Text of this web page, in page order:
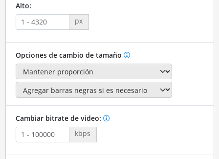
Alto:
px
Opciones de cambio de tamaño
Cambiar bitrate de video:
kbps